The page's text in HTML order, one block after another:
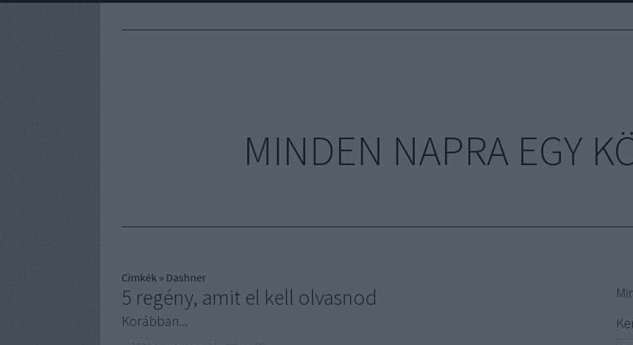
MINDEN NAPRA EGY
Címkék » Dashner
5 regény, amit el kell olvasnod
Korábban...